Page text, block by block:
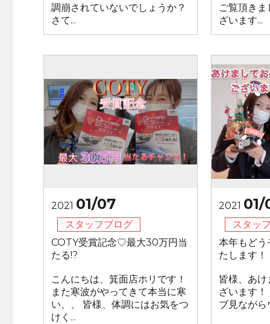
調崩されていないでしょうか？
さて...
ご覧頂き
ざいます...
2021 01/07
スタッフブログ
COTY受賞記念♡最大30万円当
たる!?
こんにちは、箕面店ホリです！
また寒波がやってきて本当に寒
い、、 皆様、体調にはお気をつ
けく...
2021 01/
スタッ
本年もどう
たします！
皆様、あ
ざいます
ブ見ながら